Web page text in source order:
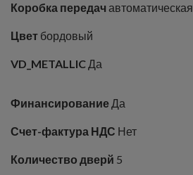
Коробка передач автоматическая
Цвет бордовый
VD_METALLIC Да
Финансирование Да
Счет-фактура НДС Нет
Количество дверй 5